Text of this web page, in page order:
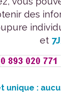
des
et
unique :